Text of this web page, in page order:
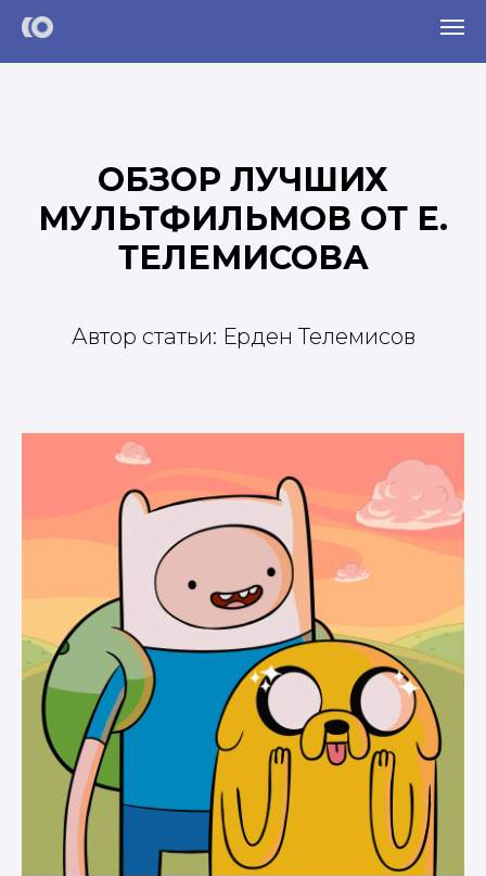
ОБЗОР ЛУЧШИХ
МУЛЬТФИЛЬМОВ ОТ Е.
ТЕЛЕМИСОВА
Автор статьи: Ерден Телемисов